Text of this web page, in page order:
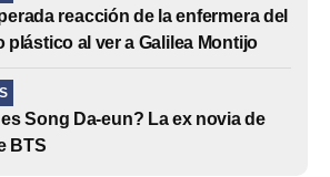
reacción de la enfermera del
plástico al ver a Galilea Montijo
Song Da-eun? La ex novia de
BTS